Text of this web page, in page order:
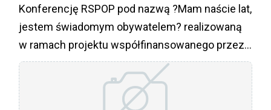
Konferencję RSPOP pod nazwą ?Mam naście lat,
jestem świadomym obywatelem? realizowaną
w ramach projektu współfinansowanego przez
Program Operacyjny Fundusz Inicjatyw
Obywatelskich. Honorowy patronat nad
konferencją sprawują dr Janusz Kochanowski ?